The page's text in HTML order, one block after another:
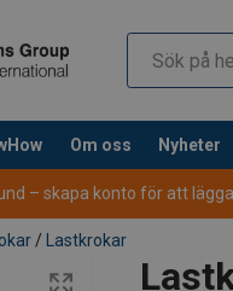
Om oss Nyheter
– skapa konto för att
/ Lastkrokar